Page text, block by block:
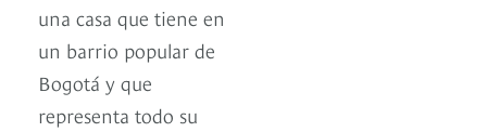
una casa que tiene en
un barrio popular de
Bogotá y que
representa todo su